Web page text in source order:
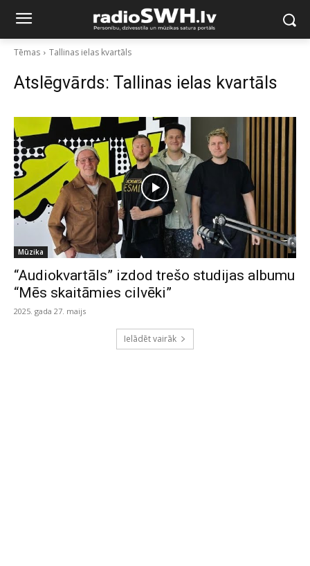
Tēmas Tallinas ielas kvartāls
Atslēgvārds: Tallinas ielas kvartāls
Mūzika
“Audiokvartāls” izdod trešo studijas albumu
“Mēs skaitāmies cilvēki”
2025. gada 27. maijs
Ielādēt vairāk